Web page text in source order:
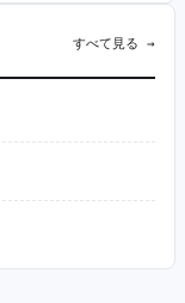
すべて見る →